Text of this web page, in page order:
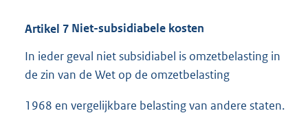
Artikel 7 Niet-subsidiabele kosten
In ieder geval niet subsidiabel is omzetbelasting in
de zin van de Wet op de omzetbelasting
1968 en vergelijkbare belasting van andere staten.